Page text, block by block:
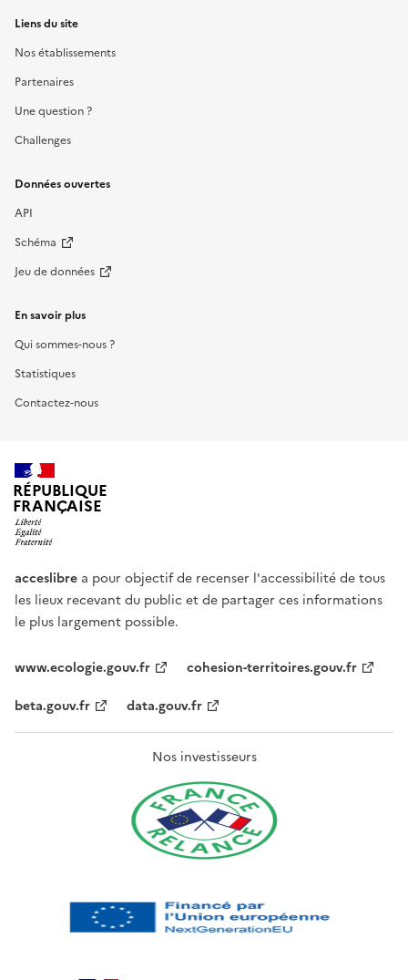
Liens du site
Nos établissements
Partenaires
Une question ?
Challenges
Données ouvertes
API
Schéma
Jeu de données
En savoir plus
Qui sommes-nous ?
Statistiques
Contactez-nous
RÉPUBLIQUE
FRANÇAISE
acceslibre a pour objectif de recenser l'accessibilité de tous
les lieux recevant du public et de partager ces informations
le plus largement possible.
www.ecologie.gouv.fr
cohesion-territoires.gouv.fr
beta.gouv.fr
data.gouv.fr
Nos investisseurs